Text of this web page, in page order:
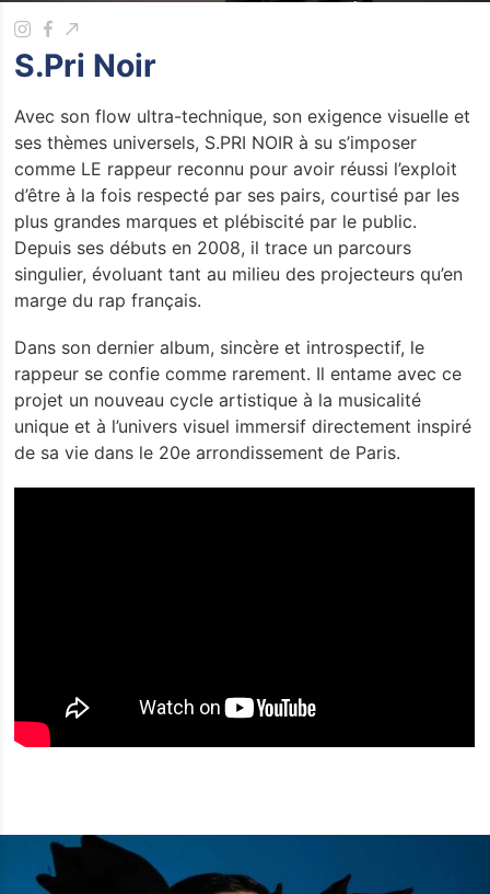
S.Pri Noir
Avec son flow ultra-technique, son exigence visuelle et
ses thèmes universels, S.PRI NOIR à su s’imposer
comme LE rappeur reconnu pour avoir réussi l’exploit
d’être à la fois respecté par ses pairs, courtisé par les
plus grandes marques et plébiscité par le public.
Depuis ses débuts en 2008, il trace un parcours
singulier, évoluant tant au milieu des projecteurs qu’en
marge du rap français.
Dans son dernier album, sincère et introspectif, le
rappeur se confie comme rarement. Il entame avec ce
projet un nouveau cycle artistique à la musicalité
unique et à l’univers visuel immersif directement inspiré
de sa vie dans le 20e arrondissement de Paris.